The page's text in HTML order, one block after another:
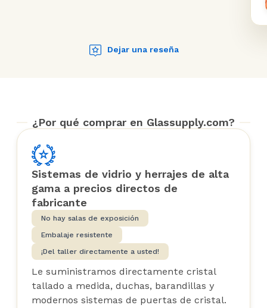
Dejar una reseña
¿Por qué comprar en Glassupply.com?
Sistemas de vidrio y herrajes de alta
gama a precios directos de
fabricante
No hay salas de exposición
Embalaje resistente
¡Del taller directamente a usted!
Le suministramos directamente cristal
tallado a medida, duchas, barandillas y
modernos sistemas de puertas de cristal.